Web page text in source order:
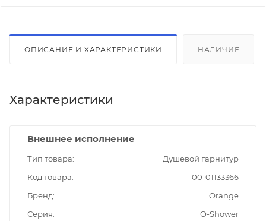
ОПИСАНИЕ И ХАРАКТЕРИСТИКИ НАЛИЧИЕ
Характеристики
Внешнее исполнение
Тип товара
Душевой гарнитур
Код товара
00-01133366
Бренд
Orange
Серия
O-Shower